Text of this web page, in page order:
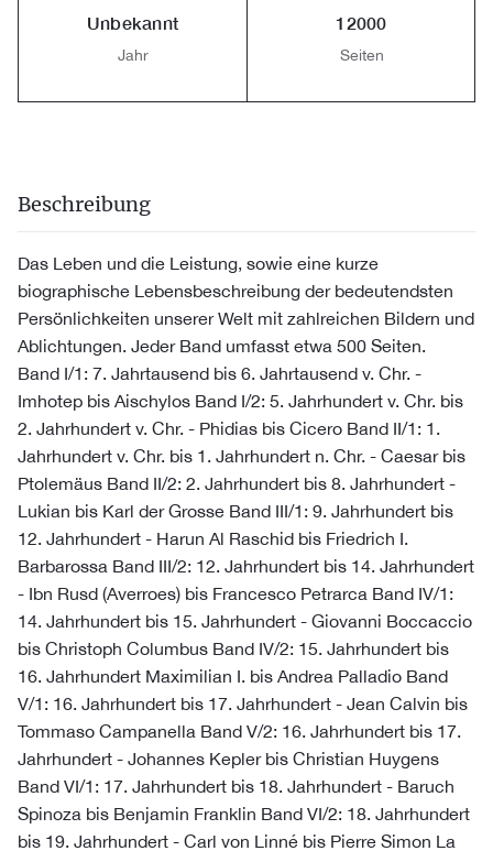
Unbekannt
Jahr
12000
Seiten
Beschreibung
Das Leben und die Leistung, sowie eine kurze
biographische Lebensbeschreibung der bedeutendsten
Persönlichkeiten unserer Welt mit zahlreichen Bildern und
Ablichtungen. Jeder Band umfasst etwa 500 Seiten.
Band I/1: 7. Jahrtausend bis 6. Jahrtausend v. Chr. -
Imhotep bis Aischylos Band I/2: 5. Jahrhundert v. Chr. bis
2. Jahrhundert v. Chr. - Phidias bis Cicero Band II/1: 1.
Jahrhundert v. Chr. bis 1. Jahrhundert n. Chr. - Caesar bis
Ptolemäus Band II/2: 2. Jahrhundert bis 8. Jahrhundert -
Lukian bis Karl der Grosse Band III/1: 9. Jahrhundert bis
12. Jahrhundert - Harun Al Raschid bis Friedrich I.
Barbarossa Band III/2: 12. Jahrhundert bis 14. Jahrhundert
- Ibn Rusd (Averroes) bis Francesco Petrarca Band IV/1:
14. Jahrhundert bis 15. Jahrhundert - Giovanni Boccaccio
bis Christoph Columbus Band IV/2: 15. Jahrhundert bis
16. Jahrhundert Maximilian I. bis Andrea Palladio Band
V/1: 16. Jahrhundert bis 17. Jahrhundert - Jean Calvin bis
Tommaso Campanella Band V/2: 16. Jahrhundert bis 17.
Jahrhundert - Johannes Kepler bis Christian Huygens
Band VI/1: 17. Jahrhundert bis 18. Jahrhundert - Baruch
Spinoza bis Benjamin Franklin Band VI/2: 18. Jahrhundert
bis 19. Jahrhundert - Carl von Linné bis Pierre Simon La